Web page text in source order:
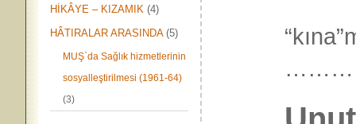
HİKÂYE – KIZAMIK (4)
HÂTIRALAR ARASINDA(5)
MUŞ`da Sağlık hizmetlerinin
sosyalleştirilmesi (1961-64)
(3)